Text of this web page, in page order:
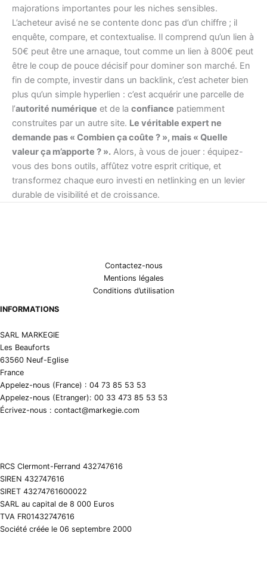
majorations importantes pour les niches sensibles.
L’acheteur avisé ne se contente donc pas d’un chiffre ; il
enquête, compare, et contextualise. Il comprend qu’un lien à
50€ peut être une arnaque, tout comme un lien à 800€ peut
être le coup de pouce décisif pour dominer son marché. En
fin de compte, investir dans un backlink, c’est acheter bien
plus qu’un simple hyperlien : c’est acquérir une parcelle de
l’autorité numérique et de la confiance patiemment
construites par un autre site. Le véritable expert ne
demande pas « Combien ça coûte ? », mais « Quelle
valeur ça m’apporte ? ». Alors, à vous de jouer : équipez-
vous des bons outils, affûtez votre esprit critique, et
transformez chaque euro investi en netlinking en un levier
durable de visibilité et de croissance.
Contactez-nous
Mentions légales
Conditions d’utilisation
INFORMATIONS
SARL MARKEGIE
Les Beauforts
63560 Neuf-Eglise
France
Appelez-nous (France) : 04 73 85 53 53
Appelez-nous (Etranger): 00 33 473 85 53 53
Écrivez-nous : contact@markegie.com
RCS Clermont-Ferrand 432747616
SIREN 432747616
SIRET 43274761600022
SARL au capital de 8 000 Euros
TVA FR01432747616
Société créée le 06 septembre 2000